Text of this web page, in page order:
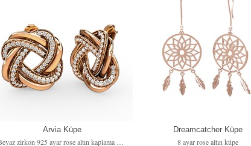
Arvia Küpe Dreamcatcher Küpe
8 ayar rose altın küpe